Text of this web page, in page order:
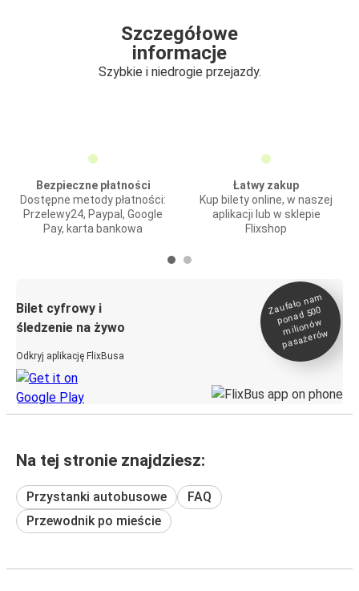
Szczegółowe
informacje
Szybkie i niedrogie przejazdy.
Bezpieczne płatności
Dostępne metody płatności:
Przelewy24, Paypal, Google
Pay, karta bankowa
Łatwy zakup
Kup bilety online, w naszej
aplikacji lub w sklepie
Flixshop
Bilet cyfrowy i
śledzenie na żywo
Odkryj aplikację FlixBusa
Zaufało na
m
ponad 500
milionó
w
pasażeró
w
Na tej stronie znajdziesz:
Przystanki autobusowe
FAQ
Przewodnik po mieście